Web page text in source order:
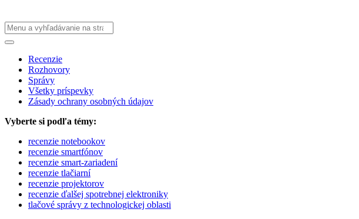
Recenzie
Rozhovory
Správy
Všetky príspevky
Zásady ochrany osobných údajov
Vyberte si podľa témy:
recenzie notebookov
recenzie smartfónov
recenzie smart-zariadení
recenzie tlačiarní
recenzie projektorov
recenzie ďalšej spotrebnej elektroniky
tlačové správy z technologickej oblasti